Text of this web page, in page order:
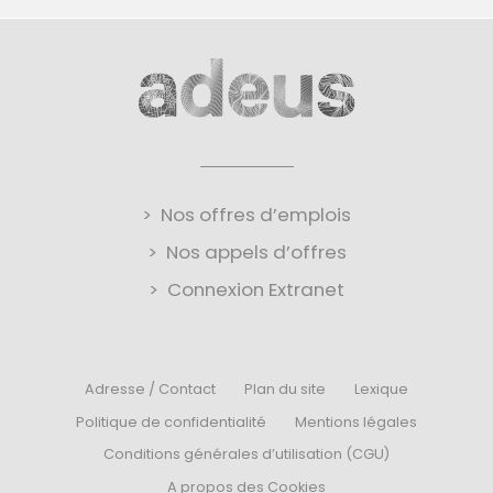
Nos offres d’emplois
Nos appels d’offres
Connexion Extranet
Adresse / Contact Plan du site
Lexique
Politique de confidentialité
Mentions légales
Conditions générales d’utilisation (CGU)
A propos des Cookies